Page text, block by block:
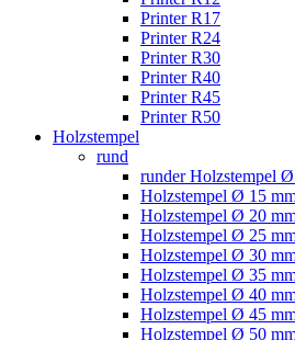
Printer R17
Printer R24
Printer R30
Printer R40
Printer R45
Printer R50
Holzstempel
rund
runder Holzstempel
Holzstempel Ø 15
Holzstempel Ø 20
Holzstempel Ø 25
Holzstempel Ø 30
Holzstempel Ø 35
Holzstempel Ø 40
Holzstempel Ø 45
Holzstempel Ø 50